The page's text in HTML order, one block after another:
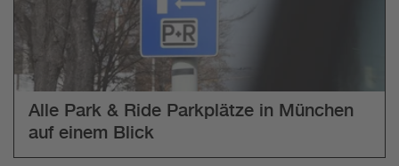
Alle Park & Ride Parkplätze in München
auf einem Blick